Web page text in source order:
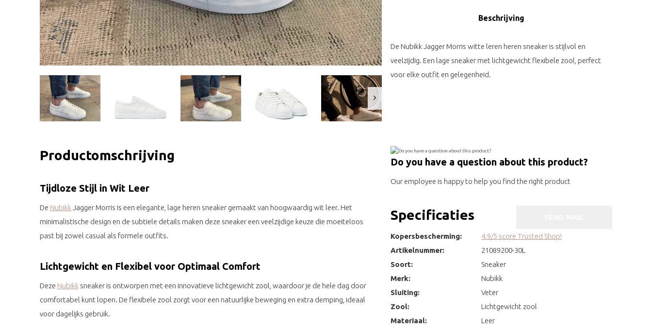
Beschrijving
De Nubikk Jagger Morris witte leren heren sneaker is stijlvol en
veelzijdig. Een lage sneaker met lichtgewicht flexibele zool, perfect
voor elke outfit en gelegenheid.
Productomschrijving
Tijdloze Stijl in Wit Leer
De Nubikk Jagger Morris is een elegante, lage heren sneaker gemaakt van hoogwaardig wit leer. Het
minimalistische design en de subtiele details maken deze sneaker een veelzijdige keuze die moeiteloos
past bij zowel casual als formele outfits.
Lichtgewicht en Flexibel voor Optimaal Comfort
Deze Nubikk sneaker is ontworpen met een innovatieve lichtgewicht zool, waardoor je de hele dag door
comfortabel kunt lopen. De flexibele zool zorgt voor een natuurlijke beweging en extra demping, ideaal
voor dagelijks gebruik.
Do you have a question about this product?
Our employee is happy to help you find the right product
Specificaties
Kopersbescherming:
4.9/5 score Trusted Shop!
Artikelnummer:
21089200-30L
Soort:
Sneaker
Merk:
Nubikk
Sluiting:
Veter
Zool:
Lichtgewicht zool
Materiaal:
Leer